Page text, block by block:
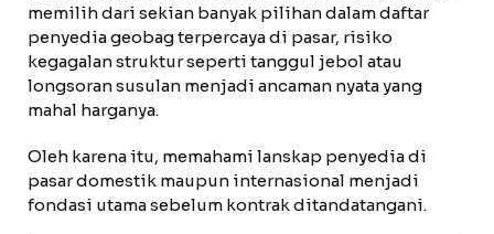
memilih dari sekian banyak pilihan dalam daftar
penyedia geobag terpercaya di pasar, risiko
kegagalan struktur seperti tanggul jebol atau
longsoran susulan menjadi ancaman nyata yang
mahal harganya.
Oleh karena itu, memahami lanskap penyedia di
pasar domestik maupun internasional menjadi
fondasi utama sebelum kontrak ditandatangani.